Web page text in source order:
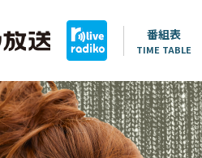
番組表
TIME TABLE